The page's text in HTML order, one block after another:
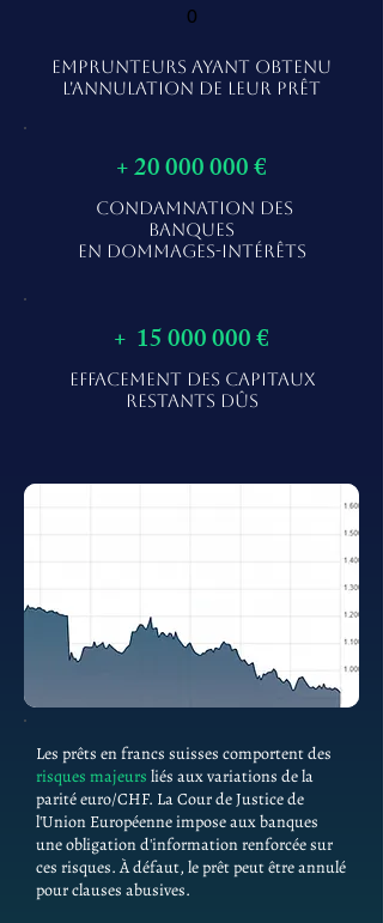
0
EMPRUNTEURS AYANT OBTENU
L'ANNULATION DE LEUR PRÊT
+20 000 000€
CONDAMNATION DES
BANQUES
EN DOMMAGES-INTÉRÊTS
+ 15 000 000€
EFFACEMENT DES CAPITAUX
RESTANTS DÛS
Les prêts en francs suisses comportent des
risques majeurs liés aux variations de la
parité euro/CHF. La Cour de Justice de
l'Union Européenne impose aux banques
une obligation d'information renforcée sur
ces risques. À défaut, le prêt peut être annulé
pour clauses abusives.